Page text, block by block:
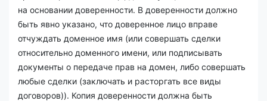
на основании доверенности. В доверенности должно
быть явно указано, что доверенное лицо вправе
отчуждать доменное имя (или совершать сделки
относительно доменного имени, или подписывать
документы о передаче прав на домен, либо совершать
любые сделки (заключать и расторгать все виды
договоров)). Копия доверенности должна быть